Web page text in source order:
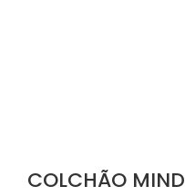
COLCHÃO